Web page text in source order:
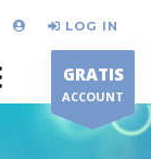
LOG IN
GRATIS
ACCOUNT